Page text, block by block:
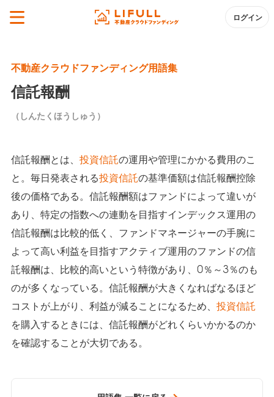
ログイン
不動産クラウドファンディング用語集
信託報酬
（しんたくほうしゅう）
信託報酬とは、 投資信託の運用や管理にかかる費用のこ
と。毎日発表される投資信託の基準価額は信託報酬控除
後の価格である。信託報酬額はファンドによって違いが
あり、特定の指数への連動を目指すインデックス運用の
信託報酬は比較的低く、ファンドマネージャーの手腕に
よって高い利益を目指すアクティブ運用のファンドの信
託報酬は、比較的高いという特徴があり、0％～3％のも
のが多くなっている。信託報酬が大きくなればなるほど
コストが上がり、利益が減ることになるため、 投資信託
を購入するときには、信託報酬がどれくらいかかるのか
を確認することが大切である。